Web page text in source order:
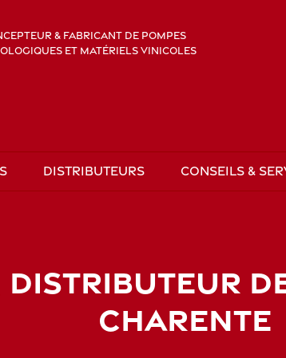
& FABRICANT DE POMPES
ET MATÉRIELS VINICOLES
DISTRIBUTEURS CONSEILS &
CHARENTE